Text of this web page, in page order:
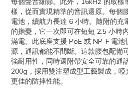
樣，從而實現精準的音訊還原。每個
電池，續航力長達 6 小時。隨附的充
的擔憂，它一次即可在短短 2.5 小時
滿電。此底座支援 PoE 或 NP-F 電
源，通訊都能不間斷。這款腰包配備
強耐用性，同時還附帶安全可靠的通
200g，採用雙注塑成型工藝製成，
更佳的防摔性能。